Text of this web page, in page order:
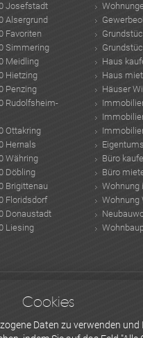
Josefstadt
Alsergrund
Favoriten
Simmering
Meidling
Hietzing
Penzing
Rudolfsheim-
Ottakring
Hernals
Währing
Döbling
Brigittenau
Floridsdorf
Donaustadt
Liesing
Haus
Haus
Häuser
Büro
Büro
Wohnung
Wohnung
Häuser kaufen Niederösterreich
Cookies
Daten zu verwenden